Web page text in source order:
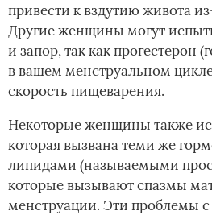
привести к вздутию живота
Другие женщины могут
и запор, так как прогестерон
в вашем менструальном
скорость пищеварения.
Некоторые женщины также
которая вызвана теми же
липидами (называемыми
которые вызывают спазмы
менструации. Эти проблемы